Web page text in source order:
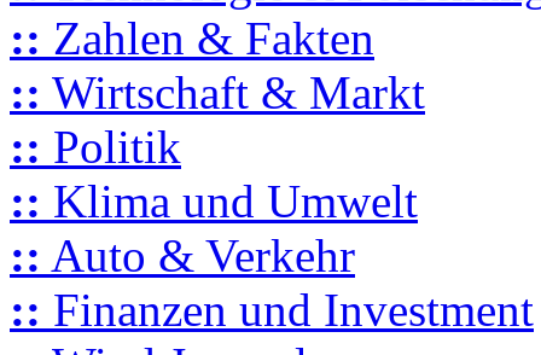
:: Zahlen & Fakten
:: Wirtschaft & Markt
:: Politik
:: Klima und Umwelt
:: Auto & Verkehr
:: Finanzen und Investment